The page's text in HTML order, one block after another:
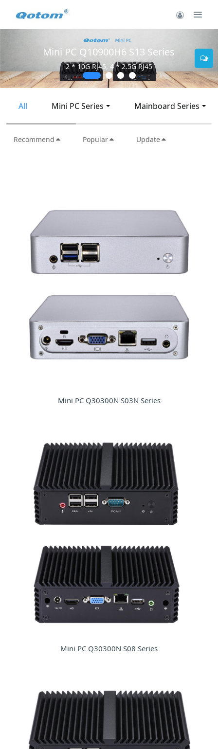
Mini PC Q10900H6 S13 Series
2 * 10G RJ45, 4 * 2.5G RJ45
All Mini PC Series Mainboard Series
Recommend Popular Update
Mini PC Q30300N S03N Series
Mini PC Q30300N S08 Series